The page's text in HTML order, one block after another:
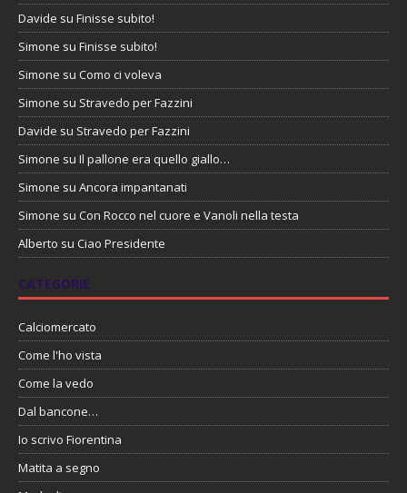
Davide su Finisse subito!
Simone su Finisse subito!
Simone su Como ci voleva
Simone su Stravedo per Fazzini
Davide su Stravedo per Fazzini
Simone su Il pallone era quello giallo…
Simone su Ancora impantanati
Simone su Con Rocco nel cuore e Vanoli nella testa
Alberto su Ciao Presidente
CATEGORIE
Calciomercato
Come l'ho vista
Come la vedo
Dal bancone…
Io scrivo Fiorentina
Matita a segno